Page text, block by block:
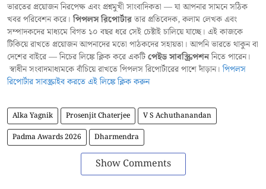
ভারতের প্রয়োজন নিরপেক্ষ এবং প্রশ্নমুখী সাংবাদিকতা — যা আপনার সামনে সঠিক
খবর পরিবেশন করে।পিপলস রিপোর্টারতার প্রতিবেদক, কলাম লেখক এবং
সম্পাদকদের মাধ্যমে বিগত ১০ বছর ধরে সেই চেষ্টাই চালিয়ে যাচ্ছে। এই কাজকে
টিকিয়ে রাখতে প্রয়োজন আপনাদের মতো পাঠকদের সহায়তা। আপনি ভারতে থাকুন বা
দেশের বাইরে — নিচের লিঙ্কে ক্লিক করে একটিপেইড সাবস্ক্রিপশননিতে পারেন।
স্বাধীন সংবাদমাধ্যমকে বাঁচিয়ে রাখতে পিপলস রিপোর্টারের পাশে দাঁড়ান।পিপলস
রিপোর্টার সাবস্ক্রাইব করতে এই লিঙ্কে ক্লিক করুন
Alka Yagnik Prosenjit Chaterjee
V S Achuthanandan
Padma Awards 2026
Dharmendra
Show Comments